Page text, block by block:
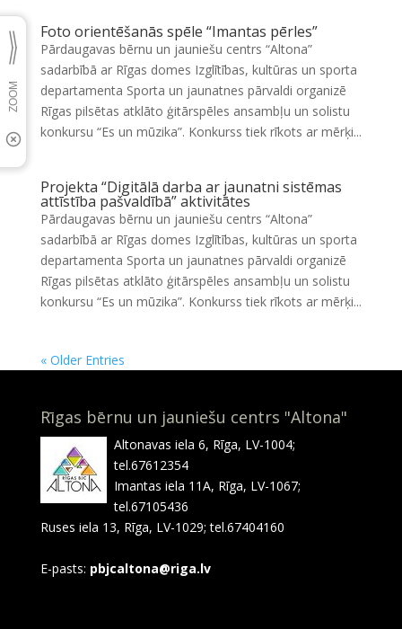
Foto orientēšanās spēle “Imantas pērles”
Pārdaugavas bērnu un jauniešu centrs “Altona”
sadarbībā ar Rīgas domes Izglītības, kultūras un sporta
departamenta Sporta un jaunatnes pārvaldi organizē
Rīgas pilsētas atklāto ģitārspēles ansambļu un solistu
konkursu “Es un mūzika”. Konkurss tiek rīkots ar mērķi...
Projekta “Digitālā darba ar jaunatni sistēmas
attīstība pašvaldībā” aktivitātes
Pārdaugavas bērnu un jauniešu centrs “Altona”
sadarbībā ar Rīgas domes Izglītības, kultūras un sporta
departamenta Sporta un jaunatnes pārvaldi organizē
Rīgas pilsētas atklāto ģitārspēles ansambļu un solistu
konkursu “Es un mūzika”. Konkurss tiek rīkots ar mērķi...
« Older Entries
Rīgas bērnu un jauniešu centrs "Altona"
Altonavas iela 6, Rīga, LV-1004;
tel.67612354
Imantas iela 11A, Rīga, LV-1067;
tel.67105436
Ruses iela 13, Rīga, LV-1029; tel.67404160
E-pasts: pbjcaltona@riga.lv